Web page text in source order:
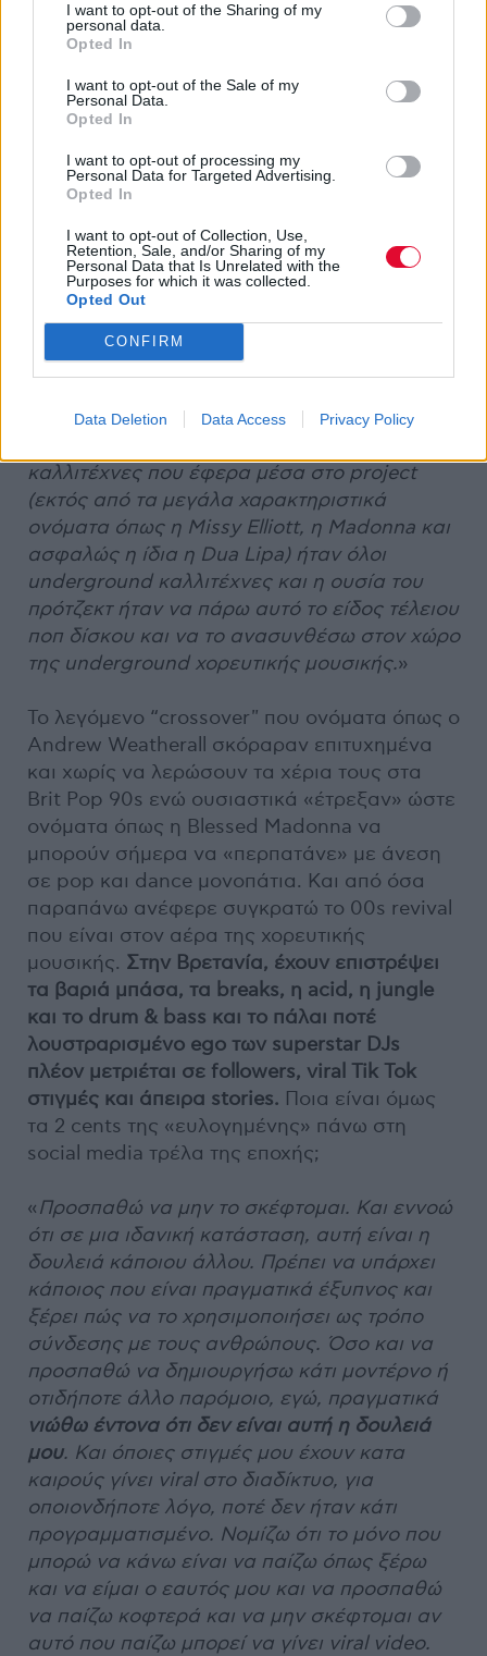
I want to opt-out of the Sharing of my
personal data.
Opted In
I want to opt-out of the Sale of my
Personal Data.
Opted In
I want to opt-out of processing my
Personal Data for Targeted Advertising.
Opted In
I want to opt-out of Collection, Use,
Retention, Sale, and/or Sharing of my
Personal Data that Is Unrelated with the
Purposes for which it was collected.
Opted Out
CONFIRM
Data Deletion Data Access Privacy Policy
κρατήσεις τραπεζιών και την εξυπηρέτηση με
μπουκάλια και όλα αυτά. Έτσι όπως τότε δεν
δημοφιλές έτσι και τώρα δεν κάνω εκπτώσεις
στα DJ set μου. Δεν έχει σημασία ποιος
κάποιο μαζικό EDM όνομα ή οτιδήποτε άλλο.
Αν δεν μου αρέσει η μουσική τους, δεν θα
παίξω κάτι παρόμοιο. Και θα συνεχίσω να
παίζω underground χορευτική μουσική. Και
από εκεί θα αντλώ έμπνευση όταν πρέπει να
δουλέψω στην ποπ, γιατί σε μερικές
περιπτώσεις η δουλειά μου είναι στην ποπ
βιομηχανία. Θα είναι πάντα γραφτό να είμαι
φόρμας. Μην ξεχνάς ότι την εποχή που
καλλιτέχνες που έφερα μέσα στο project
(εκτός από τα μεγάλα χαρακτηριστικά
ονόματα όπως η Μissy Elliott, η Madonna και
ασφαλώς η ίδια η Dua Lipa) ήταν όλοι
underground καλλιτέχνες και η ουσία του
πρότζεκτ ήταν να πάρω αυτό το είδος τέλειου
ποπ δίσκου και να το ανασυνθέσω στον χώρο
της underground χορευτικής μουσικής.»
Το λεγόμενο “crossover" που ονόματα όπως ο
Andrew Weatherall σκόραραν επιτυχημένα
και χωρίς να λερώσουν τα χέρια τους στα
Brit Pop 90s ενώ ουσιαστικά «έτρεξαν» ώστε
ονόματα όπως η Blessed Madonna να
μπορούν σήμερα να «περπατάνε» με άνεση
σε pop και dance μονοπάτια. Και από όσα
παραπάνω ανέφερε συγκρατώ το 00s revival
που είναι στον αέρα της χορευτικής
μουσικής. Στην Βρετανία, έχουν επιστρέψει
τα βαριά μπάσα, τα breaks, η acid, η jungle
και το drum & bass και το πάλαι ποτέ
λουστραρισμένο ego των superstar DJs
πλέον μετριέται σε followers, viral Tik Tok
στιγμές και άπειρα stories. Ποια είναι όμως
τα 2 cents της «ευλογημένης» πάνω στη
social media τρέλα της εποχής;
«Προσπαθώ να μην το σκέφτομαι. Και εννοώ
ότι σε μια ιδανική κατάσταση, αυτή είναι η
δουλειά κάποιου άλλου. Πρέπει να υπάρχει
κάποιος που είναι πραγματικά έξυπνος και
ξέρει πώς να το χρησιμοποιήσει ως τρόπο
σύνδεσης με τους ανθρώπους. Όσο και να
προσπαθώ να δημιουργήσω κάτι μοντέρνο ή
οτιδήποτε άλλο παρόμοιο, εγώ, πραγματικά
νιώθω έντονα ότι δεν είναι αυτή η δουλειά
μου. Και όποιες στιγμές μου έχουν κατα
καιρούς γίνει viral στο διαδίκτυο, για
οποιονδήποτε λόγο, ποτέ δεν ήταν κάτι
προγραμματισμένο. Νομίζω ότι το μόνο που
μπορώ να κάνω είναι να παίζω όπως ξέρω
και να είμαι ο εαυτός μου και να προσπαθώ
να παίζω κοφτερά και να μην σκέφτομαι αν
αυτό που παίζω μπορεί να γίνει viral video.